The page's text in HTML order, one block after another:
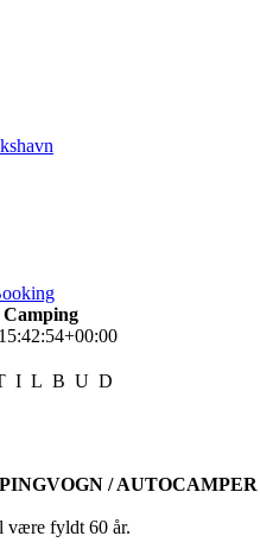
Camping
/ AUTOCAMPER
være fyldt 60 år.